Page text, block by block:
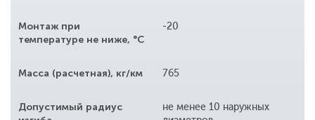
Монтаж при
температуре не ниже, °С
-20
Масса (расчетная), кг/км 765
Допустимый радиус
не менее 10 наружных